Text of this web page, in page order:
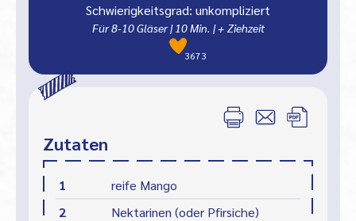
Schwierigkeitsgrad: unkompliziert
Für 8-10 Gläser| 10Min. | + Ziehzeit
3673
Zutaten
1
reife Mango
2
Nektarinen (oder Pfirsiche)